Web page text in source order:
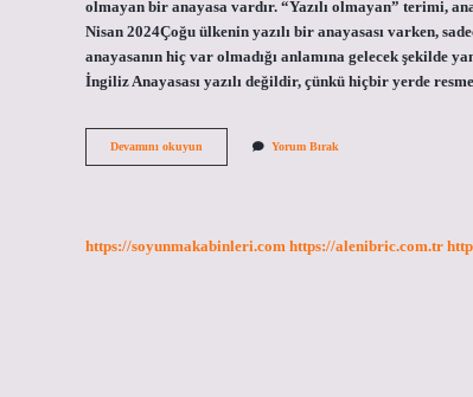
olmayan bir anayasa vardır. “Yazılı olmayan” terimi,
Nisan 2024Çoğu ülkenin yazılı bir anayasası varken,
anayasanın hiç var olmadığı anlamına gelecek şekilde
İngiliz Anayasası yazılı değildir, çünkü hiçbir yerde
Devamını okuyun
Ulkenin
Yorum Bırak
https://soyunmakabinleri.com https://alenibric.com.tr